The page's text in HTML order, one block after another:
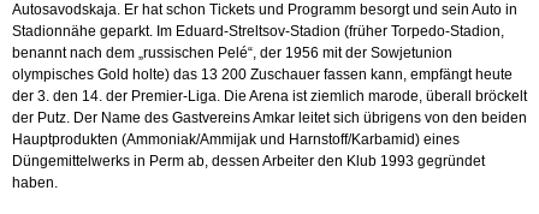
Autosavodskaja. Er hat schon Tickets und Programm besorgt und sein Auto in
Stadionnähe geparkt. Im Eduard-Streltsov-Stadion (früher Torpedo-Stadion,
benannt nach dem „russischen Pelé“, der 1956 mit der Sowjetunion
olympisches Gold holte) das 13 200 Zuschauer fassen kann, empfängt heute
der 3. den 14. der Premier-Liga. Die Arena ist ziemlich marode, überall bröckelt
der Putz. Der Name des Gastvereins Amkar leitet sich übrigens von den beiden
Hauptprodukten (Ammoniak/Ammijak und Harnstoff/Karbamid) eines
Düngemittelwerks in Perm ab, dessen Arbeiter den Klub 1993 gegründet
haben.